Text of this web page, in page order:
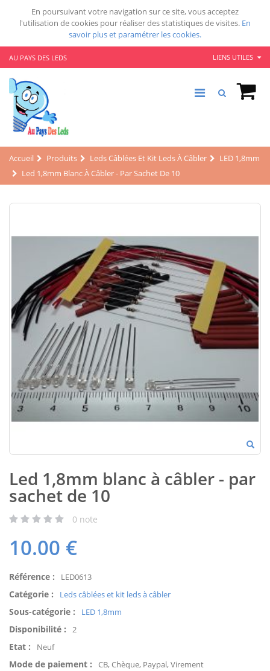
En poursuivant votre navigation sur ce site, vous acceptez
l'utilisation de cookies pour réaliser des statistiques de visites. En
savoir plus et paramétrer les cookies.
AU PAYS DES LEDS LIENS UTILES
Accueil Produits Leds Câblées Et Kit Leds À Câbler
LED 1,8mm
Led 1,8mm Blanc À Câbler - Par Sachet De 10
Led 1,8mm blanc à câbler - par
sachet de 10
0 note
10.00 €
Référence : LED0613
Catégorie : Leds câblées et kit leds à câbler
Sous-catégorie : LED 1,8mm
Disponibilité : 2
Etat : Neuf
Mode de paiement : CB, Chèque, Paypal, Virement